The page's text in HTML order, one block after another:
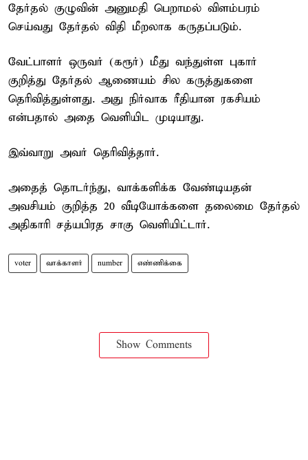
தேர்தல் குழுவின் அனுமதி பெறாமல் விளம்பரம்
செய்வது தேர்தல் விதி மீறலாக கருதப்படும்.
வேட்பாளர் ஒருவர் (கரூர்) மீது வந்துள்ள புகார்
குறித்து தேர்தல் ஆணையம் சில கருத்துகளை
தெரிவித்துள்ளது. அது நிர்வாக ரீதியான ரகசியம்
என்பதால் அதை வெளியிட முடியாது.
இவ்வாறு அவர் தெரிவித்தார்.
அதைத் தொடர்ந்து, வாக்களிக்க வேண்டியதன்
அவசியம் குறித்த 20 வீடியோக்களை தலைமை தேர்தல்
அதிகாரி சத்யபிரத சாகு வெளியிட்டார்.
voter வாக்காளர் number எண்ணிக்கை
Show Comments